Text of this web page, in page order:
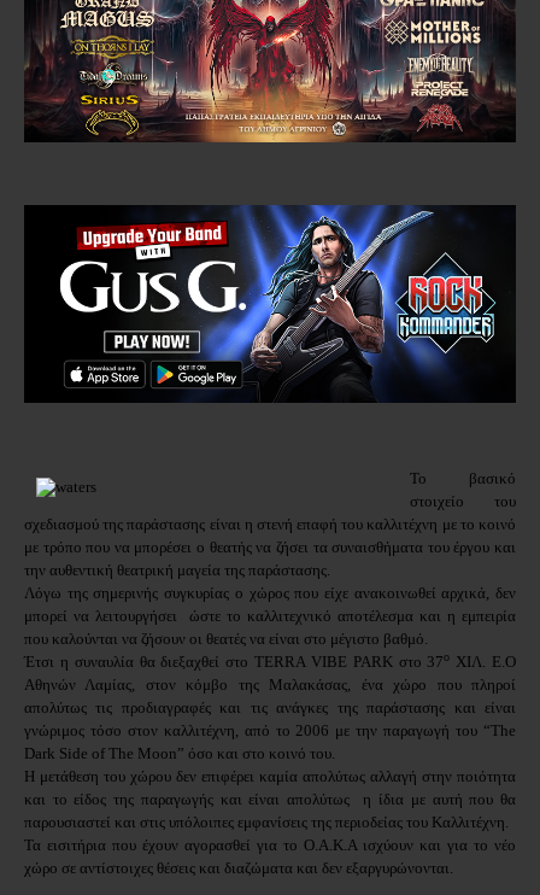
Το βασικό
στοιχείο του
σχεδιασμού της παράστασης είναι η στενή επαφή του καλλιτέχνη με το κοινό
με τρόπο που να μπορέσει ο θεατής να ζήσει τα συναισθήματα του έργου και
την αυθεντική θεατρική μαγεία της παράστασης.
Λόγω της σημερινής συγκυρίας ο χώρος που είχε ανακοινωθεί αρχικά, δεν
μπορεί να λειτουργήσει ώστε το καλλιτεχνικό αποτέλεσμα και η εμπειρία
που καλούνται να ζήσουν οι θεατές να είναι στο μέγιστο βαθμό.
Έτσι η συναυλία θα διεξαχθεί στο TERRA VIBE PARK στο 37ο ΧΙΛ. Ε.Ο
Αθηνών Λαμίας, στον κόμβο της Μαλακάσας, ένα χώρο που πληροί
απολύτως τις προδιαγραφές και τις ανάγκες της παράστασης και είναι
γνώριμος τόσο στον καλλιτέχνη, από το 2006 με την παραγωγή του “The
Dark Side of The Moon” όσο και στο κοινό του.
Η μετάθεση του χώρου δεν επιφέρει καμία απολύτως αλλαγή στην ποιότητα
και το είδος της παραγωγής και είναι απολύτως η ίδια με αυτή που θα
παρουσιαστεί και στις υπόλοιπες εμφανίσεις της περιοδείας του Καλλιτέχνη.
Τα εισιτήρια που έχουν αγορασθεί για το Ο.Α.Κ.Α ισχύουν και για το νέο
χώρο σε αντίστοιχες θέσεις και διαζώματα και δεν εξαργυρώνονται.